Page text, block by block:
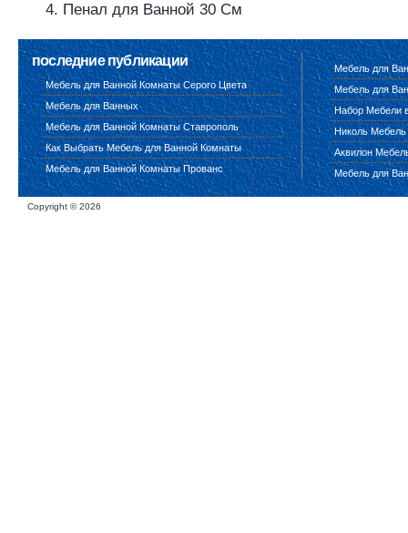
Пенал для Ванной 30 См
последние публикации
Мебель для Ванной Комнаты Серого Цвета
Мебель для Ванных
Мебель для Ванной Комнаты Ставрополь
Как Выбрать Мебель для Ванной Комнаты
Мебель для Ванной Комнаты Прованс
Мебель для
Мебель для
Набор Мебели
Николь
Аквилон
Мебель для
Copyright ©2026